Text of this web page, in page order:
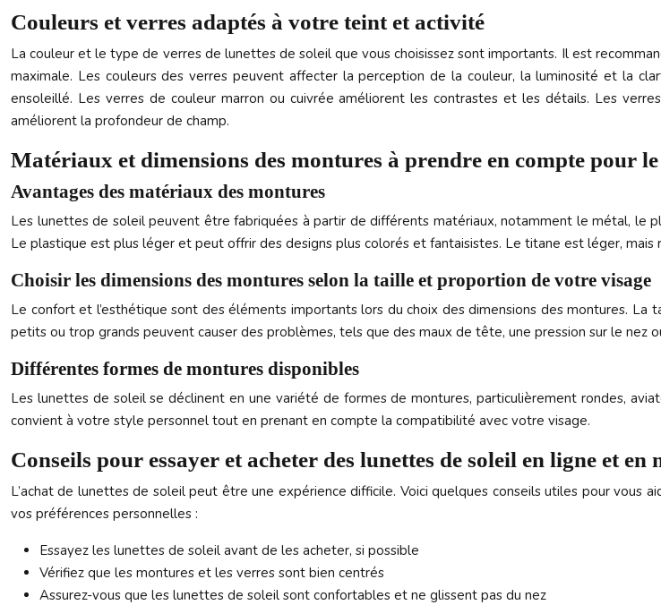
Couleurs et verres adaptés à votre teint et activité
La couleur et le type de verres de lunettes de soleil que vous choisissez sont importants. Il est
maximale. Les couleurs des verres peuvent affecter la perception de la couleur, la luminosité et la
ensoleillé. Les verres de couleur marron ou cuivrée améliorent les contrastes et les détails. Les
améliorent la profondeur de champ.
Matériaux et dimensions des montures à prendre en compte pour
Avantages des matériaux des montures
Les lunettes de soleil peuvent être fabriquées à partir de différents matériaux, notamment le métal, le
Le plastique est plus léger et peut offrir des designs plus colorés et fantaisistes. Le titane est léger,
Choisir les dimensions des montures selon la taille et proportion de votre visage
Le confort et l’esthétique sont des éléments importants lors du choix des dimensions des montures.
petits ou trop grands peuvent causer des problèmes, tels que des maux de tête, une pression sur le nez
Différentes formes de montures disponibles
Les lunettes de soleil se déclinent en une variété de formes de montures, particulièrement rondes,
convient à votre style personnel tout en prenant en compte la compatibilité avec votre visage.
Conseils pour essayer et acheter des lunettes de soleil en ligne et en
L’achat de lunettes de soleil peut être une expérience difficile. Voici quelques conseils utiles pour
vos préférences personnelles :
Essayez les lunettes de soleil avant de les acheter, si possible
Vérifiez que les montures et les verres sont bien centrés
Assurez-vous que les lunettes de soleil sont confortables et ne glissent pas du nez